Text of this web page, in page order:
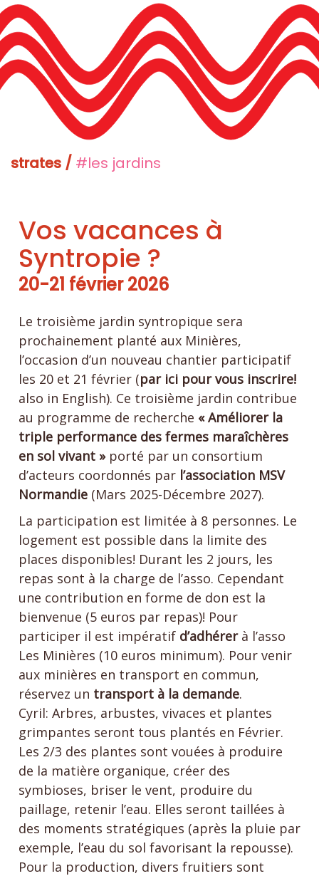
strates / #les jardins
Vos vacances à
Syntropie ?
20-21 février 2026
Le troisième jardin syntropique sera
prochainement planté aux Minières,
l’occasion d’un nouveau chantier participatif
les 20 et 21 février (par ici pour vous inscrire!
also in English). Ce troisième jardin contribue
au programme de recherche « Améliorer la
triple performance des fermes maraîchères
en sol vivant »porté par un consortium
d’acteurs coordonnés par l’association MSV
Normandie (Mars 2025-Décembre 2027).
La participation est limitée à 8 personnes. Le
logement est possible dans la limite des
places disponibles! Durant les 2 jours, les
repas sont à la charge de l’asso. Cependant
une contribution en forme de don est la
bienvenue (5 euros par repas)! Pour
participer il est impératif d’adhérerà l’asso
Les Minières (10 euros minimum). Pour venir
aux minières en transport en commun,
réservez un transport à la demande.
Cyril: Arbres, arbustes, vivaces et plantes
grimpantes seront tous plantés en Février.
Les 2/3 des plantes sont vouées à produire
de la matière organique, créer des
symbioses, briser le vent, produire du
paillage, retenir l’eau. Elles seront taillées à
des moments stratégiques (après la pluie par
exemple, l’eau du sol favorisant la repousse).
Pour la production, divers fruitiers sont